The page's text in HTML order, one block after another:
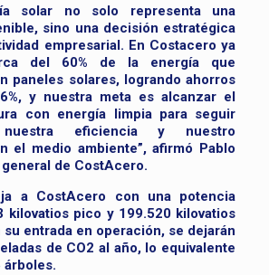
solar no solo representa una
sino una decisión estratégica
empresarial. En Costacero ya
del 60% de la energía que
paneles solares, logrando ahorros
y nuestra meta es alcanzar el
con energía limpia para seguir
nuestra eficiencia y nuestro
el medio ambiente”, afirmó Pablo
de CostAcero.
a CostAcero con una potencia
kilovatios pico y 199.520 kilovatios
su entrada en operación, se dejarán
de CO2 al año, lo equivalente
árboles.